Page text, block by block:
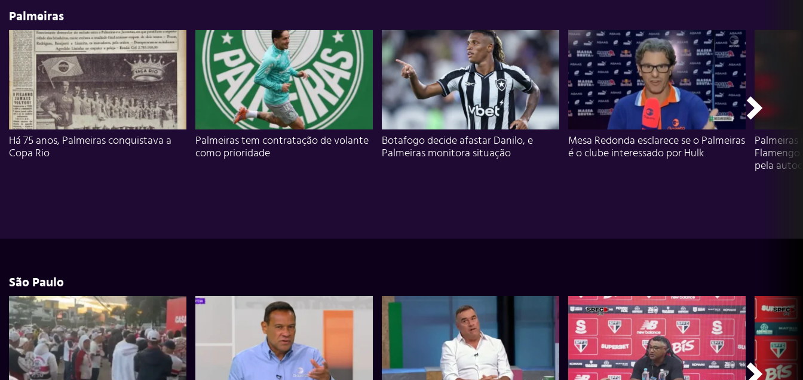
Palmeiras
Há 75 anos, Palmeiras conquistava a
Copa Rio
Palmeiras tem contratação de volante
como prioridade
Botafogo decide afastar Danilo, e
Palmeiras monitora situação
Mesa Redonda esclarece se o Palmeiras
é o clube interessado por Hulk
Flamengo
pela
São Paulo